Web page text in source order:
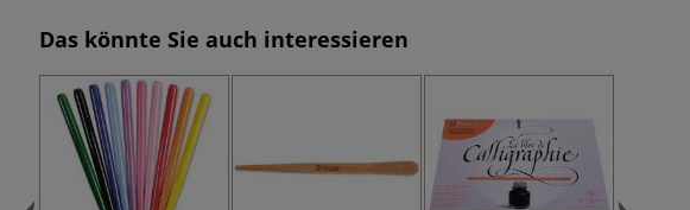
Das könnte Sie auch interessieren